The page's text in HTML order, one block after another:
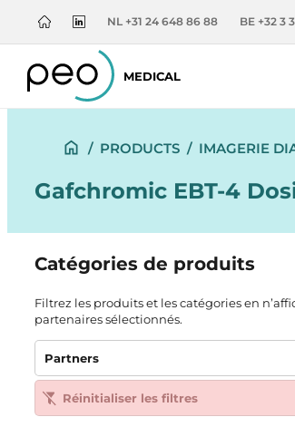
NL +31 24 648 86 88 BE +32 3
MEDICAL
/ PRODUCTS / IMAGERIE
Gafchromic EBT-4
Catégories de produits
Filtrez les produits et les catégories en
partenaires sélectionnés.
Partners
Réinitialiser les filtres